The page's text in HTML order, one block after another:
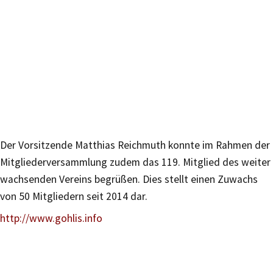
Der Vorsitzende Matthias Reichmuth konnte im Rahmen der
Mitgliederversammlung zudem das 119. Mitglied des weiter
wachsenden Vereins begrüßen. Dies stellt einen Zuwachs
von 50 Mitgliedern seit 2014 dar.
http://www.gohlis.info